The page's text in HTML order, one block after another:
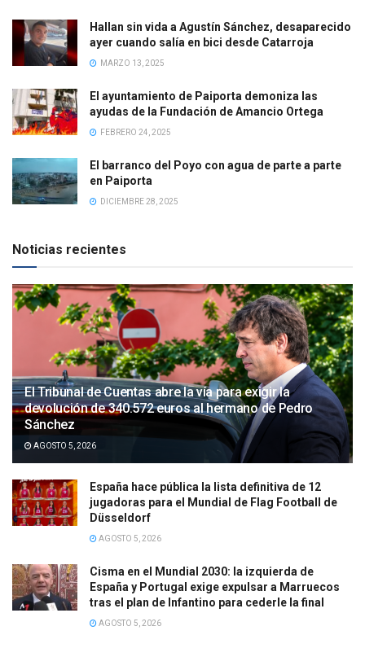
Hallan sin vida a Agustín Sánchez, desaparecido
ayer cuando salía en bici desde Catarroja
MARZO 13, 2025
El ayuntamiento de Paiporta demoniza las
ayudas de la Fundación de Amancio Ortega
FEBRERO 24, 2025
El barranco del Poyo con agua de parte a parte
en Paiporta
DICIEMBRE 28, 2025
Noticias recientes
El Tribunal de Cuentas abre la vía para exigir la
devolución de 340.572 euros al hermano de Pedro
Sánchez
AGOSTO 5, 2026
España hace pública la lista definitiva de 12
jugadoras para el Mundial de Flag Football de
Düsseldorf
AGOSTO 5, 2026
Cisma en el Mundial 2030: la izquierda de
España y Portugal exige expulsar a Marruecos
tras el plan de Infantino para cederle la final
AGOSTO 5, 2026